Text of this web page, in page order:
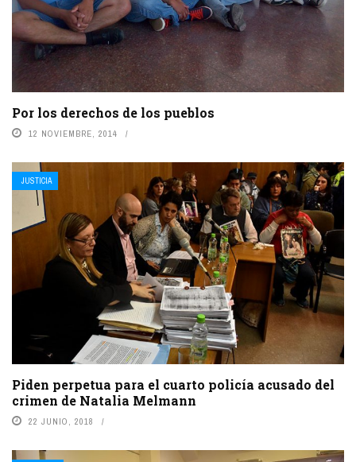
Por los derechos de los pueblos
12 NOVIEMBRE, 2014
JUSTICIA
Piden perpetua para el cuarto policía acusado del
crimen de Natalia Melmann
22 JUNIO, 2018